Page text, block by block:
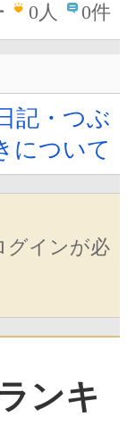
0人 0件
記・つぶ
について
グインが必
ンキ